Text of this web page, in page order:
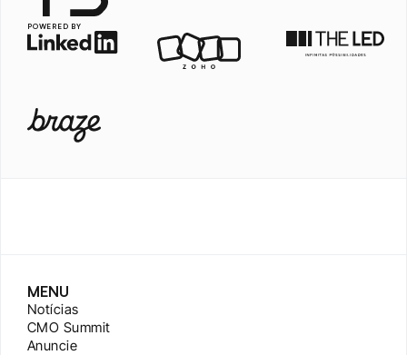
POWERED BY
MENU
Notícias
CMO Summit
Anuncie